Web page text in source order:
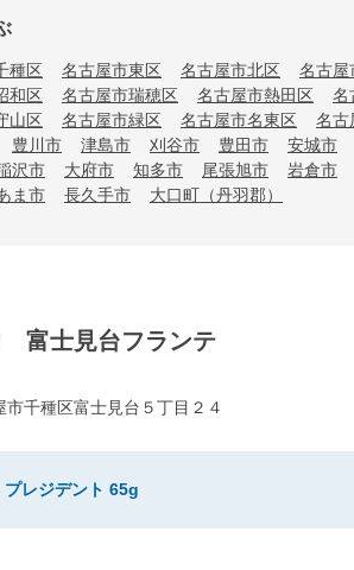
種区 名古屋市東区 名古屋市北区
名古屋
和区
名古屋市瑞穂区 名古屋市熱田区
名
山区
名古屋市緑区 名古屋市名東区
名古
豊川市 津島市 刈谷市 豊田市
安城市
沢市 大府市 知多市 尾張旭市
岩倉市
ま市 長久手市 大口町（丹羽郡）
富士見台フランテ
市千種区富士見台５丁目２４
プレジデント 65g